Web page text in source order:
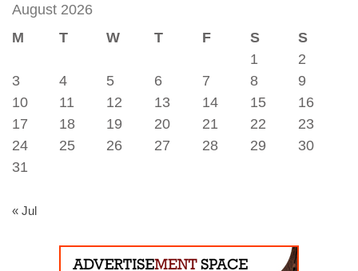
August 2026
M
T W T F S
S
1
2
3
4 5 6 7 8
9
10
11 12 13 14 15
16
17
18 19 20 21 22
23
24
25 26 27 28 29
30
31
« Jul